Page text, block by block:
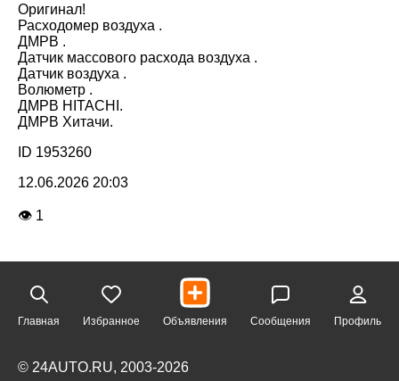
Оригинал!
Расходомер воздуха .
ДМРВ .
Датчик массового расхода воздуха .
Датчик воздуха .
Волюметр .
ДМРВ HITACHI.
ДМРВ Хитачи.
ID 1953260
12.06.2026 20:03
👁 1
Главная Избранное Объявления Сообщения Профиль
© 24AUTO.RU, 2003-2026